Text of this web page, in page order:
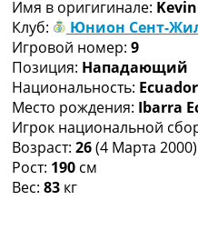
Другие Турниры
Таблицы
Таблицы групп
Украина.
Украина. Первая
Лига
Англия.
Испания. Ла Лига
Все таблицы >>>
Рейтинги
Имя в оригигинале:
Клуб:
Юнион Сент-
Игровой номер: 9
Позиция: Нападающий
Национальность: Ecuador
Место рождения: Ibarra
Игрок национальной
Возраст: 26(4 Марта 2000)
Рост: 190 см
Вес: 83 кг